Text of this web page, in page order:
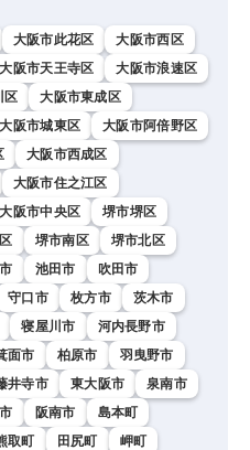
大阪市此花区
大阪市西区
大阪市天王寺区
大阪市浪速区
区
大阪市東成区
大阪市城東区
大阪市阿倍野区
大阪市西成区
大阪市住之江区
大阪市中央区
堺市堺区
堺市南区
堺市北区
池田市
吹田市
守口市 枚方市
茨木市
寝屋川市
河内長野市
面市 柏原市
羽曳野市
井寺市 東大阪市
泉南市
阪南市
島本町
取町 田尻町
岬町